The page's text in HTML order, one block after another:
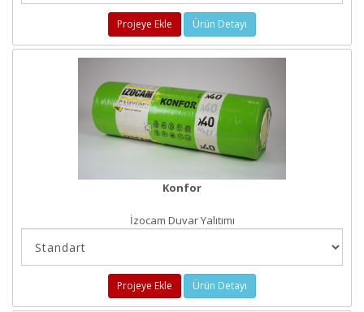
Projeye Ekle Ürün Detayı
Konfor
İzocam Duvar Yalıtımı
Projeye Ekle Ürün Detayı